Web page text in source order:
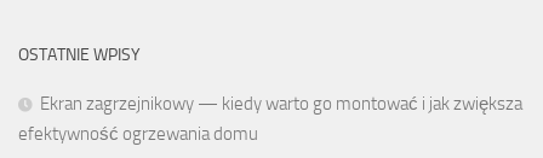
OSTATNIE WPISY
Ekran zagrzejnikowy — kiedy warto go montować i jak zwiększa
efektywność ogrzewania domu